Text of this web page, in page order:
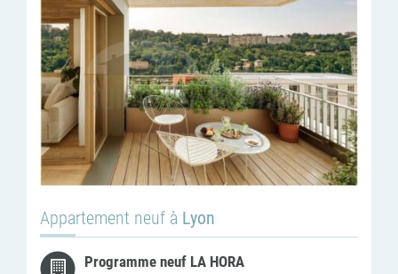
Appartement neuf à Lyon
Programme neuf LA HORA